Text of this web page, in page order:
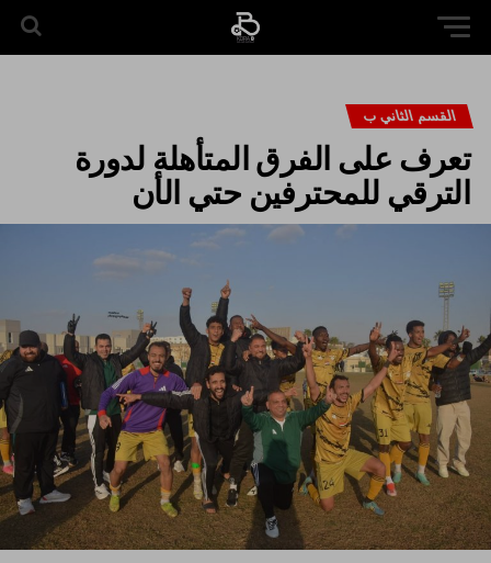
القسم الثاني ب
تعرف على الفرق المتأهلة لدورة
الترقي للمحترفين حتي الأن